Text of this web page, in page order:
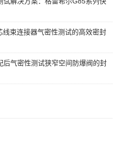
束连接器气密性测试的高效密封
后气密性测试狭窄空间防爆阀的封